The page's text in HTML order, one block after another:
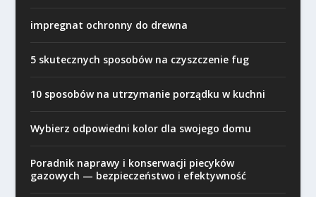
impregnat ochronny do drewna
5 skutecznych sposobów na czyszczenie fug
10 sposobów na utrzymanie porządku w kuchni
Wybierz odpowiedni kolor dla swojego domu
Poradnik naprawy i konserwacji piecyków
gazowych — bezpieczeństwo i efektywność